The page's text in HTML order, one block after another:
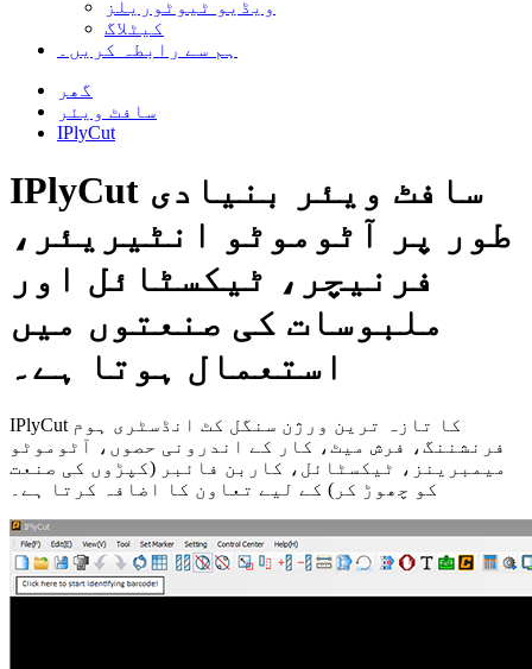
ویڈیو ٹیوٹوریلز
کیٹلاگ
ہم سے رابطہ کریں۔
گھر
سافٹ ویئر
IPlyCut
IPlyCut سافٹ ویئر بنیادی
طور پر آٹوموٹو انٹیریئر،
فرنیچر، ٹیکسٹائل اور
ملبوسات کی صنعتوں میں
استعمال ہوتا ہے۔
IPlyCut کا تازہ ترین ورژن سنگل کٹ انڈسٹری ہوم
فرنشننگ، فرش میٹ، کار کے اندرونی حصوں، آٹوموٹو
میمبرینز، ٹیکسٹائل، کاربن فائبر (کپڑوں کی صنعت
کو چھوڑ کر) کے لیے تعاون کا اضافہ کرتا ہے۔